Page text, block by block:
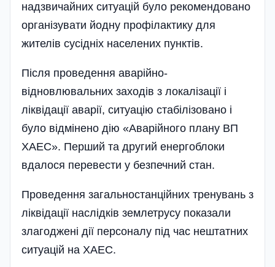
надзвичайних ситуацій було рекомендовано
організувати йодну профілактику для
жителів сусідніх населених пунктів.
Після проведення аварійно-
відновлювальних заходів з локалізації і
ліквідації аварії, ситуацію стабілізовано і
було відмінено дію «Аварійного плану ВП
ХАЕС». Перший та другий енергоблоки
вдалося перевести у безпечний стан.
Проведення загальностанційних тренувань з
ліквідації наслідків землетрусу показали
злагоджені дії персоналу під час нештатних
ситуацій на ХАЕС.